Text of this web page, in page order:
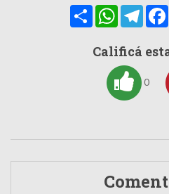
CompartirWhatsApp
Calificá
0